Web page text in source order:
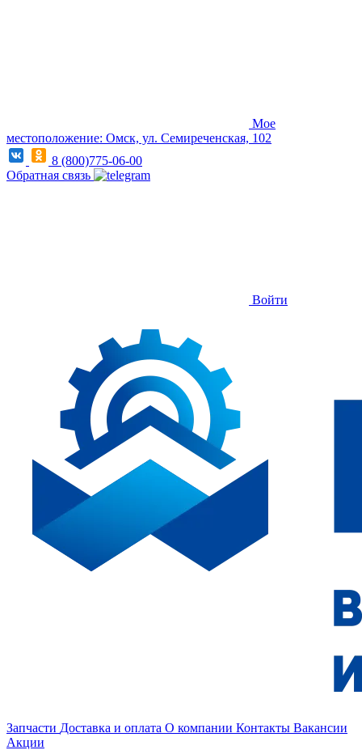
Мое
местоположение: Омск, ул. Семиреченская, 102
8 (800)775-06-00
Обратная связь
Войти
Запчасти Доставка и оплата О компании Контакты Вакансии
Акции